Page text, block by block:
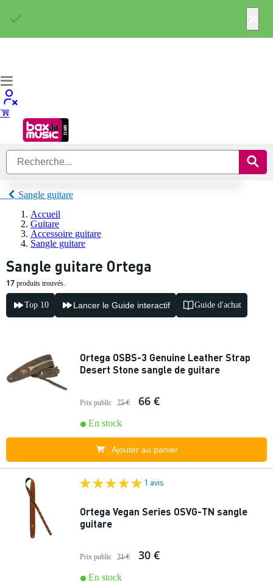
Sangle guitare
Accueil
Guitare
Accessoire guitare
Sangle guitare
Sangle guitare Ortega
17 produits trouvés.
Top 10 Lancer le Guide interactif Guide d'achat
Ortega OSBS-3 Genuine Leather Strap
Desert Stone sangle de guitare
Prix public 75 € 66 €
En stock
Ajouter au panier
1 avis
Ortega Vegan Series OSVG-TN sangle
guitare
Prix public 31 € 30 €
En stock